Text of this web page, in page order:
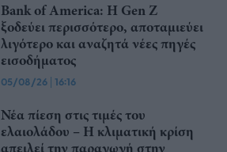
Bank of America: Η Gen Z
ξoδεύει περισσότερο, αποταμιεύει
λιγότερο και αναζητά νέες πηγές
εισοδήματος
05/08/26 | 16:16
Νέα πίεση στις τιμές του
ελαιολάδου – Η κλιματική κρίση